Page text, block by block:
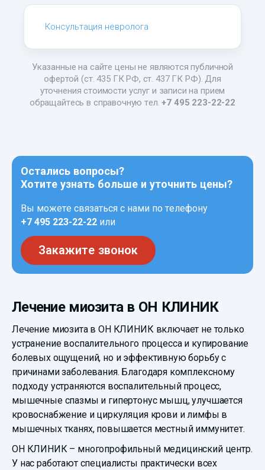
Консультация невролога
Указанные на сайте цены не являются публичной
офертой (ст. 435 ГК РФ, ст. 437 ГК РФ). Для
уточнения стоимости услуг и записи на прием
обращайтесь в справочную тел.+7 495 223-22-22
Остались вопросы?
Хотите узнать больше и уточнить цены?
Вы можете связаться с нами по телефону
+7 495 223-22-22 или
Закажите звонок
Лечение миозита в ОН КЛИНИК
Лечение миозита в ОН КЛИНИК включает не только
устранение воспалительного процесса и купирование
болевых ощущений, но и эффективную борьбу с
причинами заболевания. Благодаря комплексному
подходу устраняются воспалительный процесс,
мышечные спазмы и гипертонус мышц, улучшается
кровоснабжение и циркуляция крови и лимфы в
мышечных тканях, повышается местный иммунитет.
ОН КЛИНИК – многопрофильный медицинский центр.
У нас работают специалисты практически всех